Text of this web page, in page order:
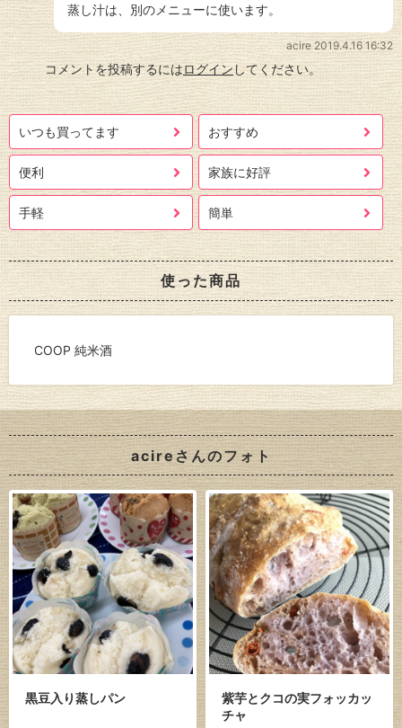
蒸し汁は、別のメニューに使います。
acire2019.4.16 16:32
コメントを投稿するにはログインしてください。
いつも買ってます おすすめ
便利 家族に好評
手軽 簡単
使った商品
COOP 純米酒
acireさんのフォト
黒豆入り蒸しパン
紫芋とクコの実フォッカッ
チャ